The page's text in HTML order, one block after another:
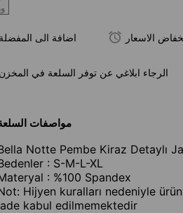
اضافة الى الاسعار
الرجاء ابلاغي عن توفر السلعة في
مواصفات
Notte Pembe Kiraz Detaylı
: S-M-L-XL
: %100 Spandex
Hijyen kuralları nedeniyle
kabul edilmemektedir